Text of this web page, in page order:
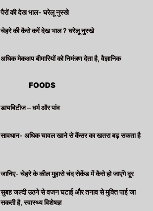
पैरों की देख भाल- घरेलू नुस्खे
चेहरे की कैसे करें देख भाल ? घरेलू नुस्खे
अधिक मेकअप बीमारियों को निमंत्र्ण देता है, वैज्ञानिक
FOODS
डायबिटीज – धर्म और पांव
सावधान- अधिक चावल खाने से कैंसर का खतरा बढ़ सकता है
जानिए- चेहरे के कील मुहासे चंद सेकेंड में कैसे हो जाएंगे दूर
सुबह जल्दी उठने से वजन घटाई और तनाव से मुक्ति पाई जा
सकती है, स्वास्थ्य विशेषज्ञ